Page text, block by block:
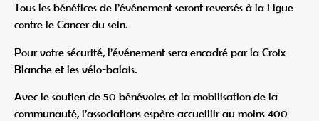
Tous les bénéfices de l’événement seront reversés à la Ligue
contre le Cancer du sein.
Pour votre sécurité, l’événement sera encadré par la Croix
Blanche et les vélo-balais.
Avec le soutien de 50 bénévoles et la mobilisation de la
communauté, l’associations espère accueillir au moins 400